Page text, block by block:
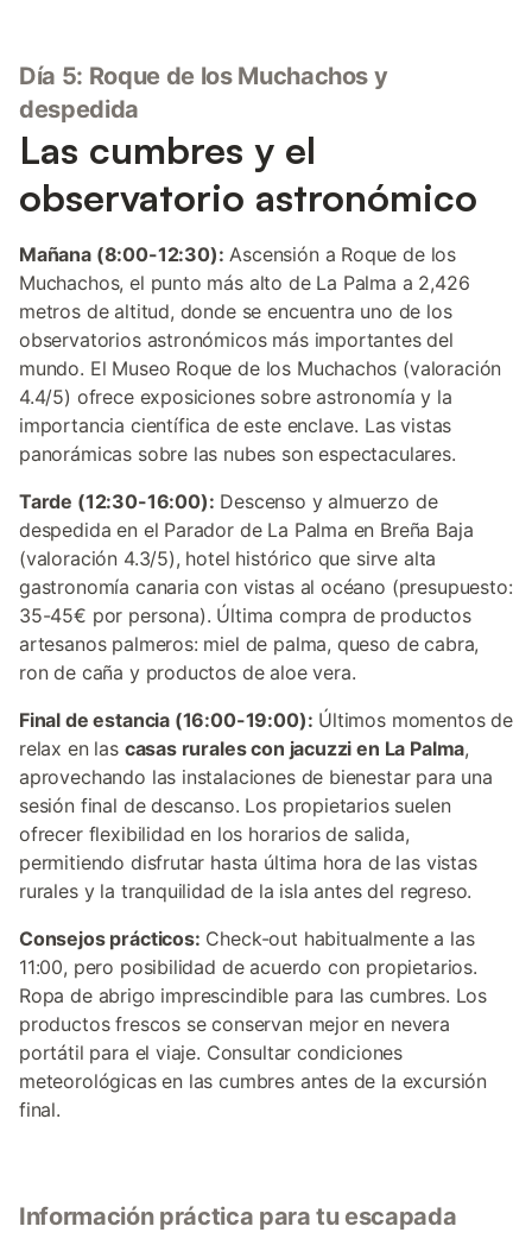
Día 5: Roque de los Muchachos y
despedida
Las cumbres y el
observatorio astronómico
Mañana (8:00-12:30): Ascensión a Roque de los
Muchachos, el punto más alto de La Palma a 2,426
metros de altitud, donde se encuentra uno de los
observatorios astronómicos más importantes del
mundo. El Museo Roque de los Muchachos (valoración
4.4/5) ofrece exposiciones sobre astronomía y la
importancia científica de este enclave. Las vistas
panorámicas sobre las nubes son espectaculares.
Tarde (12:30-16:00): Descenso y almuerzo de
despedida en el Parador de La Palma en Breña Baja
(valoración 4.3/5), hotel histórico que sirve alta
gastronomía canaria con vistas al océano (presupuesto:
35-45€ por persona). Última compra de productos
artesanos palmeros: miel de palma, queso de cabra,
ron de caña y productos de aloe vera.
Final de estancia (16:00-19:00): Últimos momentos de
relax en las casas rurales con jacuzzi en La Palma,
aprovechando las instalaciones de bienestar para una
sesión final de descanso. Los propietarios suelen
ofrecer flexibilidad en los horarios de salida,
permitiendo disfrutar hasta última hora de las vistas
rurales y la tranquilidad de la isla antes del regreso.
Consejos prácticos: Check-out habitualmente a las
11:00, pero posibilidad de acuerdo con propietarios.
Ropa de abrigo imprescindible para las cumbres. Los
productos frescos se conservan mejor en nevera
portátil para el viaje. Consultar condiciones
meteorológicas en las cumbres antes de la excursión
final.
Información práctica para tu escapada